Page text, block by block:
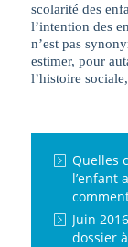
scolarité des
l’intention des
n’est pas
estimer, pour
l’histoire
Quelles
l’enfant
Juin
dossier